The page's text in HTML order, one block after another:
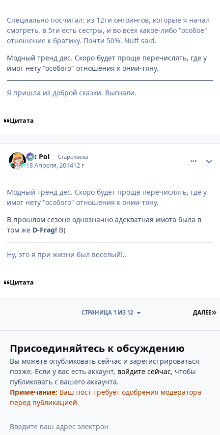
Специально посчитал: из 12ти онгоингов, которые я начал
смотреть, в 5ти есть сестры, и во всех какое-либо "особое"
отношение к братику. Почти 50%. Nuff said.
Модный тренд дес. Скоро будет проще перечислять, где у
имот нету "особого" отношения к онии-тяну.
Я пришла из доброй сказки. Выгнали.
Цитата
Vik Pol Старожилы
18 Апреля, 201412 г
Модный тренд дес. Скоро будет проще перечислять, где у
имот нету "особого" отношения к онии-тяну.
В прошлом сезоне однозначно адекватная имота была в
том же D-Frag! B)
Ну, это я при жизни был весёлый!..
Цитата
ДАЛЕЕ
СТРАНИЦА 1 ИЗ 12
Присоединяйтесь к обсуждению
Вы можете опубликовать сейчас и зарегистрироваться
позже. Если у вас есть аккаунт, войдите сейчас, чтобы
публиковать с вашего аккаунта.
Примечание: Ваш пост требует одобрения модератора
перед публикацией.